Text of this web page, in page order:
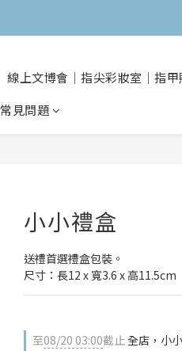
線上文博會｜指尖彩妝室｜指
常見問題
小小禮盒
送禮首選禮盒包裝。
尺寸：長12 x 寬3.6 x 高11.5cm
至08/20 03:00截止全店，小